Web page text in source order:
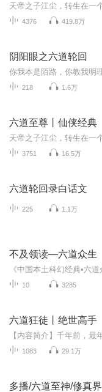
4376 419.8万
阴阳眼之六道轮回
218 1.6万
六道至尊丨仙侠经典
3751 16.5万
六道轮回录白话文
225 1.1万
不及领读—六道众生
10 3285
六道狂徒丨绝世高手
1083 29.1万
多播/六道至神/修真界